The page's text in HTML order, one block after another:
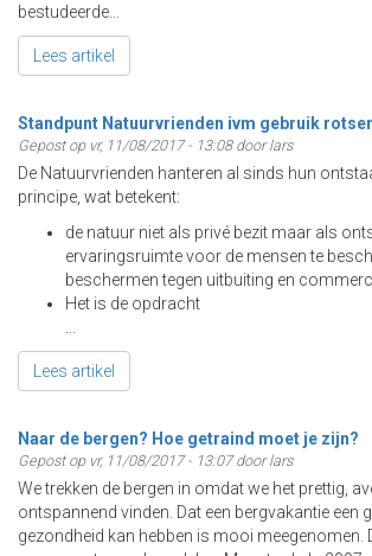
bestudeerde...
Lees artikel
Standpunt Natuurvrienden ivm gebruik
Gepost op vr, 11/08/2017 - 13:08 door lars
De Natuurvrienden hanteren al sinds hun
principe, wat betekent:
de natuur niet als privé bezit maar als
ervaringsruimte voor de mensen te
beschermen tegen uitbuiting en
Het is de opdracht
Lees artikel
Naar de bergen? Hoe getraind moet je zijn?
Gepost op vr, 11/08/2017 - 13:07 door lars
We trekken de bergen in omdat we het prettig,
ontspannend vinden. Dat een bergvakantie een
gezondheid kan hebben is mooi meegenomen.